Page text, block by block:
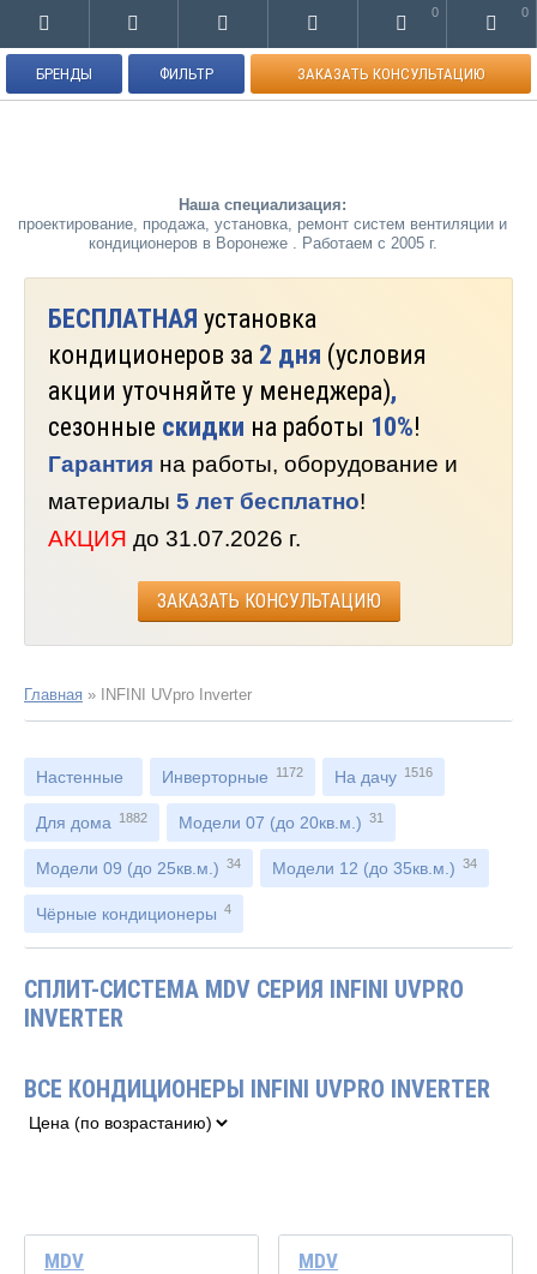
0 0
Наша специализация:
проектирование, продажа, установка, ремонт систем вентиляции и
кондиционеров в Воронеже . Работаем с 2005 г.
БРЕНДЫ ФИЛЬТР ЗАКАЗАТЬ КОНСУЛЬТАЦИЮ
БЕСПЛАТНАЯ установка
кондиционеров за 2 дня (условия
акции уточняйте у менеджера),
сезонные скидки на работы 10%!
Гарантия на работы, оборудование и
материалы 5 лет бесплатно!
АКЦИЯ до 31.07.2026 г.
ЗАКАЗАТЬ КОНСУЛЬТАЦИЮ
Главная » INFINI UVpro Inverter
Настенные Инверторные 1172 На дачу 1516
Для дома 1882 Модели 07 (до 20кв.м.) 31
Модели 09 (до 25кв.м.) 34 Модели 12 (до 35кв.м.) 34
Чёрные кондиционеры 4
СПЛИТ-СИСТЕМА MDV СЕРИЯ INFINI UVPRO
INVERTER
ВСЕ КОНДИЦИОНЕРЫ INFINI UVPRO INVERTER
MDV
MDV